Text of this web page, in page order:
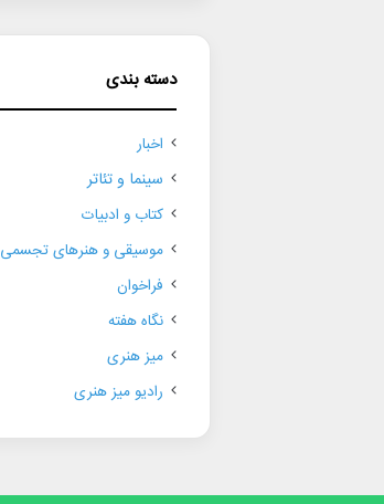
دسته بندی
اخبار
سینما و تئاتر
کتاب و ادبیات
موسیقی و هنرهای تجسمی
فراخوان
نگاه هفته
میز هنری
رادیو میز هنری